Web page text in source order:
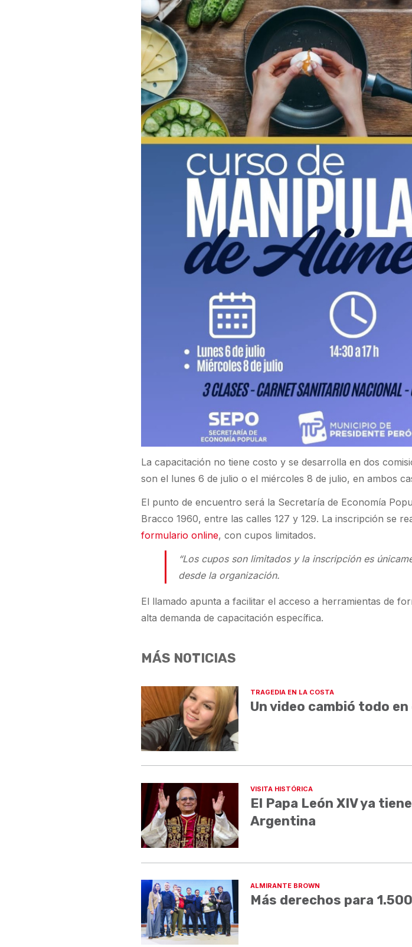
La capacitación no tiene costo y se desarrolla en dos
son el lunes 6 de julio o el miércoles 8 de julio, en ambos
El punto de encuentro será la Secretaría de Economía
Bracco 1960, entre las calles 127 y 129. La inscripción se
formulario online, con cupos limitados.
“Los cupos son limitados y la inscripción es
desde la organización.
El llamado apunta a facilitar el acceso a herramientas de
alta demanda de capacitación específica.
MÁS NOTICIAS
TRAGEDIA EN LA COSTA
Un video cambió todo
VISITA HISTÓRICA
El Papa León XIV ya
Argentina
ALMIRANTE BROWN
Más derechos para